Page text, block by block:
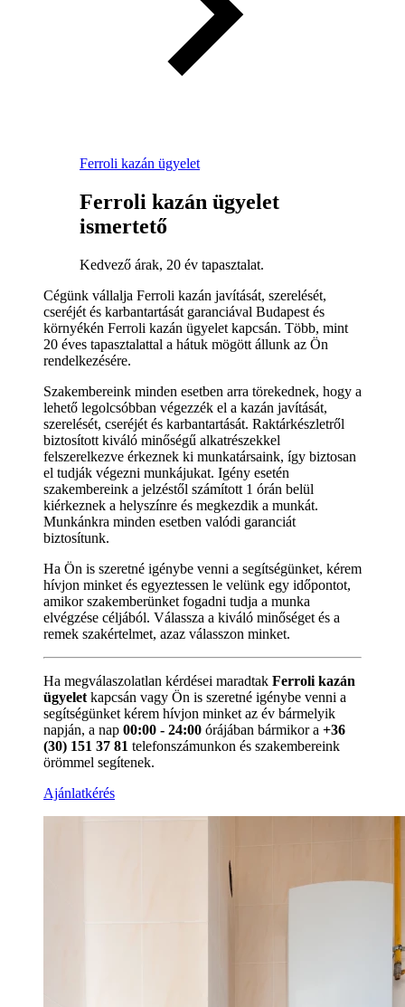
Ferroli kazán ügyelet
Ferroli kazán ügyelet
ismertető
Kedvező árak, 20 év tapasztalat.
Cégünk vállalja Ferroli kazán javítását, szerelését,
cseréjét és karbantartását garanciával Budapest és
környékén Ferroli kazán ügyelet kapcsán. Több, mint
20 éves tapasztalattal a hátuk mögött állunk az Ön
rendelkezésére.
Szakembereink minden esetben arra törekednek, hogy a
lehető legolcsóbban végezzék el a kazán javítását,
szerelését, cseréjét és karbantartását. Raktárkészletről
biztosított kiváló minőségű alkatrészekkel
felszerelkezve érkeznek ki munkatársaink, így biztosan
el tudják végezni munkájukat. Igény esetén
szakembereink a jelzéstől számított 1 órán belül
kiérkeznek a helyszínre és megkezdik a munkát.
Munkánkra minden esetben valódi garanciát
biztosítunk.
Ha Ön is szeretné igénybe venni a segítségünket, kérem
hívjon minket és egyeztessen le velünk egy időpontot,
amikor szakemberünket fogadni tudja a munka
elvégzése céljából. Válassza a kiváló minőséget és a
remek szakértelmet, azaz válasszon minket.
Ha megválaszolatlan kérdései maradtak Ferroli kazán
ügyelet kapcsán vagy Ön is szeretné igénybe venni a
segítségünket kérem hívjon minket az év bármelyik
napján, a nap 00:00 - 24:00 órájában bármikor a +36
(30) 151 37 81 telefonszámunkon és szakembereink
örömmel segítenek.
Ajánlatkérés